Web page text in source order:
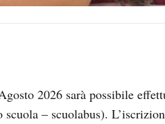
2026 sarà possibile
– scuolabus).